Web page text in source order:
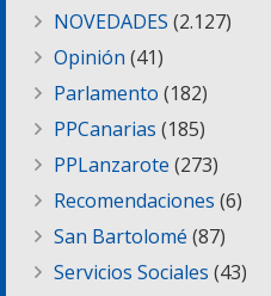
NOVEDADES (2.127)
Opinión (41)
Parlamento (182)
PPCanarias (185)
PPLanzarote (273)
Recomendaciones (6)
San Bartolomé (87)
Servicios Sociales (43)